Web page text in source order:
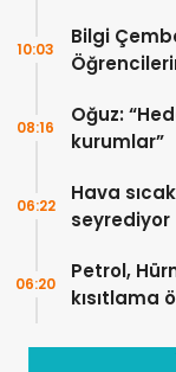
Bilgi
10:03
Oğuz:
kurumlar”
08:16
Hava
seyrediyor
06:22
Petrol,
kısıtlama
06:20